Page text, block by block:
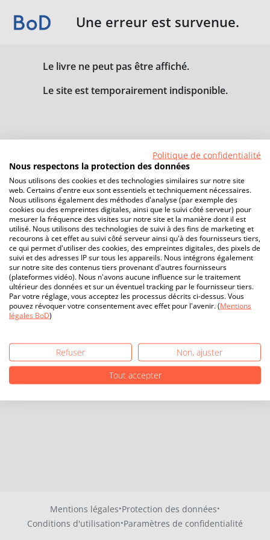
Une erreur est survenue.
Le livre ne peut pas être affiché.
Le site est temporairement indisponible.
Mentions légales·Protection des données·
Conditions d'utilisation·Paramètres de confidentialité
Politique de confidentialité
Nous respectons la protection des données
Nous utilisons des cookies et des technologies similaires sur notre site
web. Certains d'entre eux sont essentiels et techniquement nécessaires.
Nous utilisons également des méthodes d'analyse (par exemple des
cookies ou des empreintes digitales, ainsi que le suivi côté serveur) pour
mesurer la fréquence des visites sur notre site et la manière dont il est
utilisé. Nous utilisons des technologies de suivi à des fins de marketing et
recourons à cet effet au suivi côté serveur ainsi qu'à des fournisseurs tiers,
ce qui permet d'utiliser des cookies, des empreintes digitales, des pixels de
suivi et des adresses IP sur tous les appareils. Nous intégrons également
sur notre site des contenus tiers provenant d'autres fournisseurs
(plateformes vidéo). Nous n'avons aucune influence sur le traitement
ultérieur des données et sur un éventuel tracking par le fournisseur tiers.
Par votre réglage, vous acceptez les processus décrits ci-dessus. Vous
pouvez révoquer votre consentement avec effet pour l'avenir. (Mentions
légales BoD)
Refuser
Non, ajuster
Tout accepter